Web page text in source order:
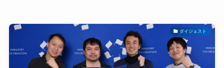
ダイジェスト